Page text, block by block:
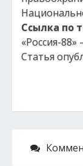
Ссылка по
«Россия-
Статья